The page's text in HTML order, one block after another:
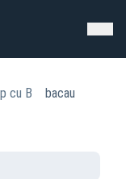
cu B bacau